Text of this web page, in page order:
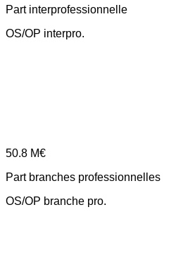
Part interprofessionnelle
OS/OP interpro.
50.8 M€
Part branches professionnelles
OS/OP branche pro.